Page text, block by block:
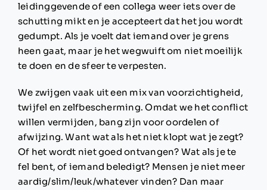
leidinggevende of een collega weer iets over de
schutting mikt en je accepteert dat het jou wordt
gedumpt. Als je voelt dat iemand over je grens
heen gaat, maar je het wegwuift om niet moeilijk
te doen en de sfeer te verpesten.
We zwijgen vaak uit een mix van voorzichtigheid,
twijfel en zelfbescherming. Omdat we het conflict
willen vermijden, bang zijn voor oordelen of
afwijzing. Want wat als het niet klopt wat je zegt?
Of het wordt niet goed ontvangen? Wat als je te
fel bent, of iemand beledigt? Mensen je niet meer
aardig/slim/leuk/whatever vinden? Dan maar